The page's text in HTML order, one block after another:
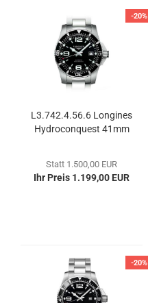
-20%
L3.742.4.56.6 Lon­gi­nes
Hy­dro­con­quest 41mm
Statt 1.500,00 EUR
Ihr Preis 1.199,00 EUR
-20%